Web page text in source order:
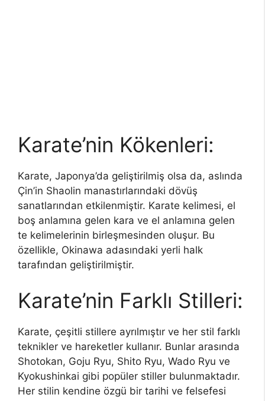
Karate’nin Kökenleri:
Karate, Japonya’da geliştirilmiş olsa da, aslında
Çin’in Shaolin manastırlarındaki dövüş
sanatlarından etkilenmiştir. Karate kelimesi, el
boş anlamına gelen kara ve el anlamına gelen
te kelimelerinin birleşmesinden oluşur. Bu
özellikle, Okinawa adasındaki yerli halk
tarafından geliştirilmiştir.
Karate’nin Farklı Stilleri:
Karate, çeşitli stillere ayrılmıştır ve her stil farklı
teknikler ve hareketler kullanır. Bunlar arasında
Shotokan, Goju Ryu, Shito Ryu, Wado Ryu ve
Kyokushinkai gibi popüler stiller bulunmaktadır.
Her stilin kendine özgü bir tarihi ve felsefesi